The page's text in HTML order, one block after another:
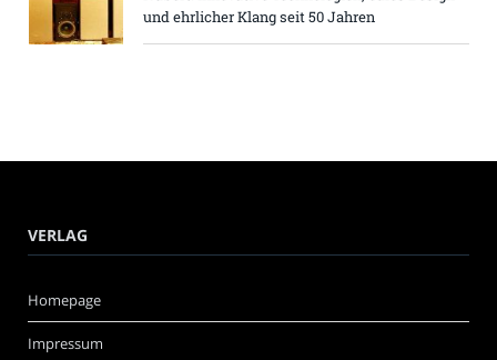
und ehrlicher Klang seit 50 Jahren
VERLAG
Homepage
Impressum